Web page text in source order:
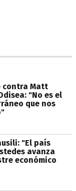
contra Matt
"No es el
que nos
"El país
avanza
económico